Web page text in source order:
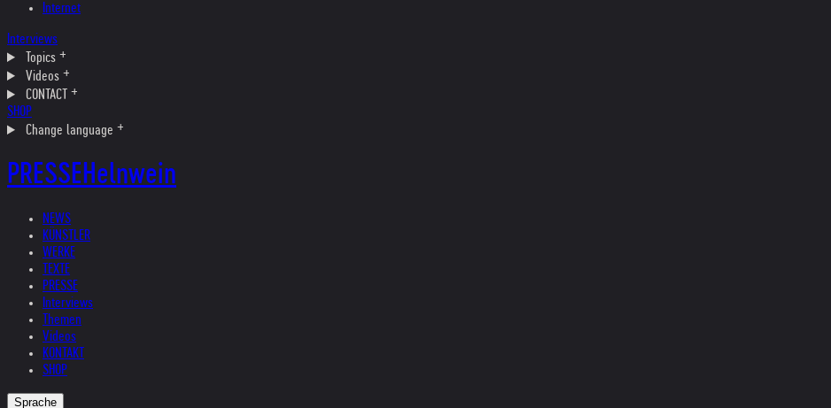
Internet
Interviews
Topics
Videos
CONTACT
SHOP
Change language
PRESSEHelnwein
NEWS
KÜNSTLER
WERKE
TEXTE
PRESSE
Interviews
Themen
Videos
KONTAKT
SHOP
Sprache